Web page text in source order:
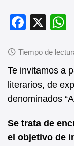
F
c
e
b
o
o
k
X
s
Te invitamos a
literarios, de
denominados
Se trata de
el objetivo de